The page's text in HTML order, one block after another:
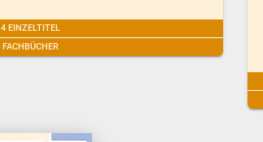
4 EINZELTITEL
FACHBÜCHER